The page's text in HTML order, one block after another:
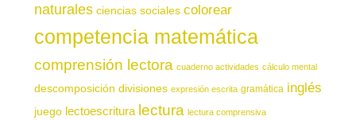
naturales ciencias sociales colorear
competencia matemática
comprensión lectora cuaderno actividades cálculo mental
descomposición divisiones expresión escrita gramática inglés
juego lectoescritura lectura lectura comprensiva